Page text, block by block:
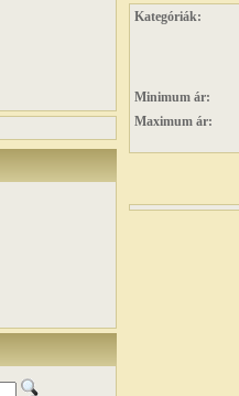
Kategóriák:
Minimum ár:
Maximum ár: